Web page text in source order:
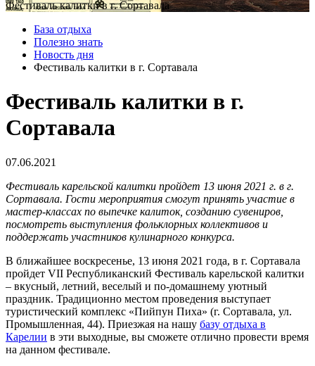
Фестиваль калитки в г. Сортавала
База отдыха
Полезно знать
Новость дня
Фестиваль калитки в г. Сортавала
Фестиваль калитки в г.
Сортавала
07.06.2021
Фестиваль карельской калитки пройдет 13 июня 2021 г. в г.
Сортавала. Гости мероприятия смогут принять участие в
мастер-классах по выпечке калиток, созданию сувениров,
посмотреть выступления фольклорных коллективов и
поддержать участников кулинарного конкурса.
В ближайшее воскресенье, 13 июня 2021 года, в г. Сортавала
пройдет VII Республиканский Фестиваль карельской калитки
– вкусный, летний, веселый и по-домашнему уютный
праздник. Традиционно местом проведения выступает
туристический комплекс «Пийпун Пиха» (г. Сортавала, ул.
Промышленная, 44). Приезжая на нашу базу отдыха в
Карелии в эти выходные, вы сможете отлично провести время
на данном фестивале.